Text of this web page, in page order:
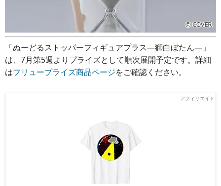
「ぬーどるストッパーフィギュアプラス―獅白ぼたん―」
は、7月第5週よりプライズとして順次展開予定です。詳細
はフリュープライズ商品ページをご確認ください。